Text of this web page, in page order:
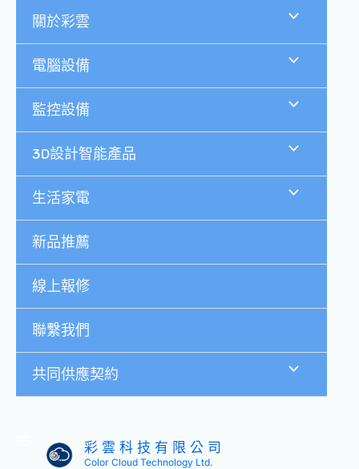
關於彩雲
電腦設備
監控設備
3D設計智能產品
生活家電
新品推薦
線上報修
聯繫我們
共同供應契約
彩 雲 科 技 有 限 公 司
Color Cloud Technology Ltd.